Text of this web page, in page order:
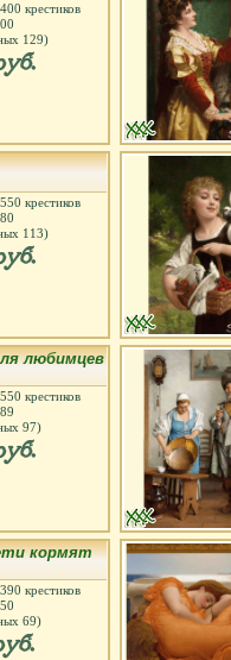
400 крестиков
129)
550 крестиков
113)
любимцев
550 крестиков
97)
кормят
390 крестиков
69)